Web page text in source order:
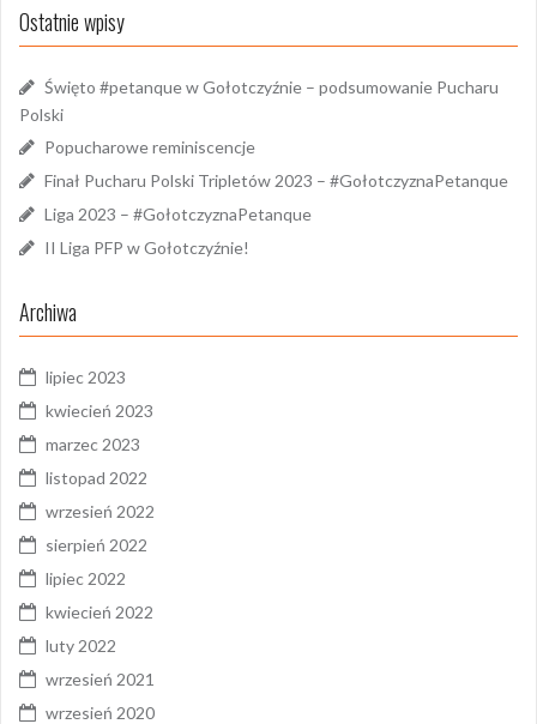
Ostatnie wpisy
Święto #petanque w Gołotczyźnie – podsumowanie Pucharu
Polski
Popucharowe reminiscencje
Finał Pucharu Polski Tripletów 2023 – #GołotczyznaPetanque
Liga 2023 – #GołotczyznaPetanque
II Liga PFP w Gołotczyźnie!
Archiwa
lipiec 2023
kwiecień 2023
marzec 2023
listopad 2022
wrzesień 2022
sierpień 2022
lipiec 2022
kwiecień 2022
luty 2022
wrzesień 2021
wrzesień 2020